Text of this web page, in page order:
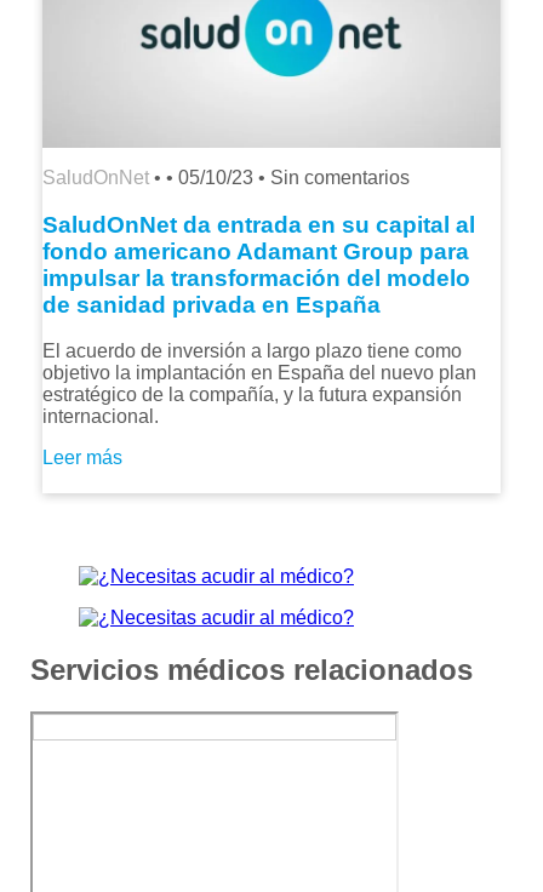
SaludOnNet • • 05/10/23 • Sin comentarios
SaludOnNet da entrada en su capital al
fondo americano Adamant Group para
impulsar la transformación del modelo
de sanidad privada en España
El acuerdo de inversión a largo plazo tiene como
objetivo la implantación en España del nuevo plan
estratégico de la compañía, y la futura expansión
internacional.
Leer más
Servicios médicos relacionados